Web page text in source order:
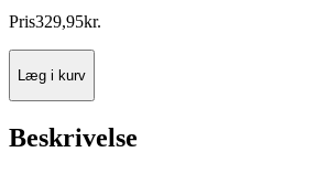
Pris329,95kr.
Læg i kurv
Beskrivelse